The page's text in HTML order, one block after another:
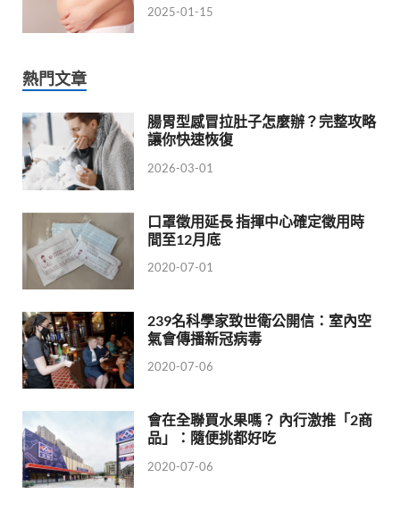
2025-01-15
熱門文章
腸胃型感冒拉肚子怎麼辦？完整攻略
讓你快速恢復
2026-03-01
口罩徵用延長 指揮中心確定徵用時
間至12月底
2020-07-01
239名科學家致世衛公開信：室內空
氣會傳播新冠病毒
2020-07-06
會在全聯買水果嗎？ 內行激推「2商
品」：隨便挑都好吃
2020-07-06